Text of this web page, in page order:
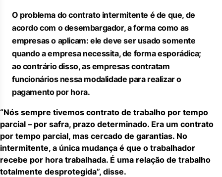
O problema do contrato intermitente é de que, de
acordo com o desembargador, a forma como as
empresas o aplicam: ele deve ser usado somente
quando a empresa necessita, de forma esporádica;
ao contrário disso, as empresas contratam
funcionários nessa modalidade para realizar o
pagamento por hora.
“Nós sempre tivemos contrato de trabalho por tempo
parcial – por safra, prazo determinado. Era um contrato
por tempo parcial, mas cercado de garantias. No
intermitente, a única mudança é que o trabalhador
recebe por hora trabalhada. É uma relação de trabalho
totalmente desprotegida”, disse.